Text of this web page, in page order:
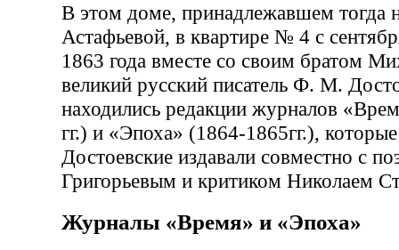
В этом доме, принадлежавшем тогда
Астафьевой, в квартире № 4 с
1863 года вместе со своим братом
великий русский писатель Ф. М.
находились редакции журналов
гг.) и «Эпоха» (1864-1865гг.),
Достоевские издавали совместно с
Григорьевым и критиком Николаем
Журналы «Время» и «Эпоха»